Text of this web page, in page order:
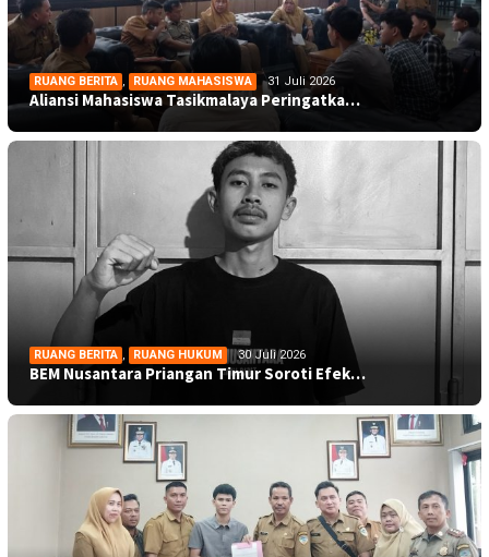
RUANG BERITA , RUANG MAHASISWA 31 Juli 2026
Aliansi Mahasiswa Tasikmalaya Peringatka…
RUANG BERITA , RUANG HUKUM 30 Juli 2026
BEM Nusantara Priangan Timur Soroti Efek…